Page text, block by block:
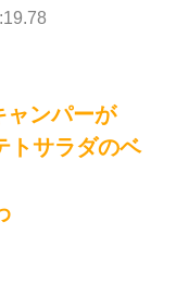
ャンパーが
トサラダのベ